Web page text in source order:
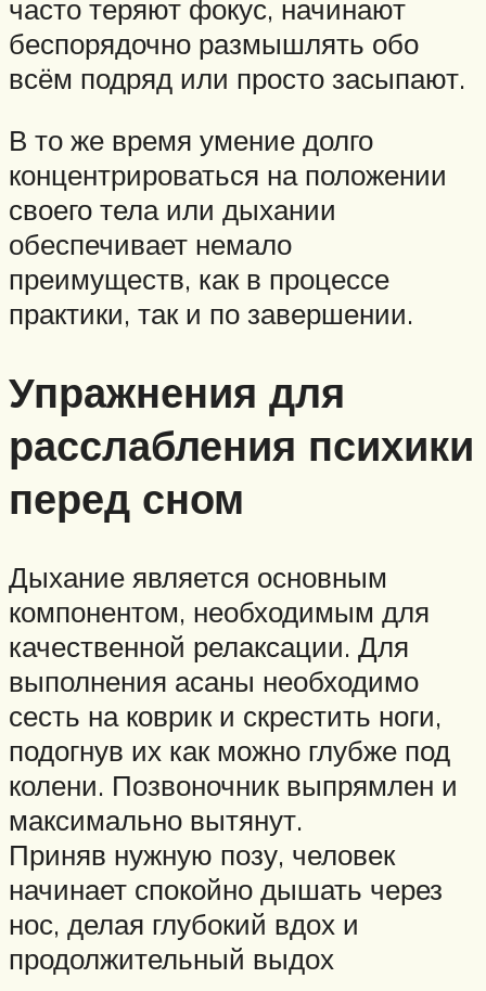
часто теряют фокус, начинают
беспорядочно размышлять обо
всём подряд или просто засыпают.
В то же время умение долго
концентрироваться на положении
своего тела или дыхании
обеспечивает немало
преимуществ, как в процессе
практики, так и по завершении.
Упражнения для
расслабления психики
перед сном
Дыхание является основным
компонентом, необходимым для
качественной релаксации. Для
выполнения асаны необходимо
сесть на коврик и скрестить ноги,
подогнув их как можно глубже под
колени. Позвоночник выпрямлен и
максимально вытянут.
Приняв нужную позу, человек
начинает спокойно дышать через
нос, делая глубокий вдох и
продолжительный выдох